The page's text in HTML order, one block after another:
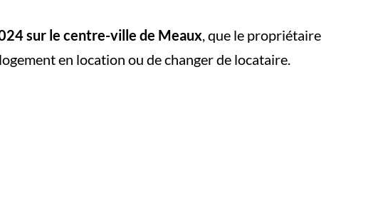
sur le centre-ville de Meaux, que le propriétaire
en location ou de changer de locataire.